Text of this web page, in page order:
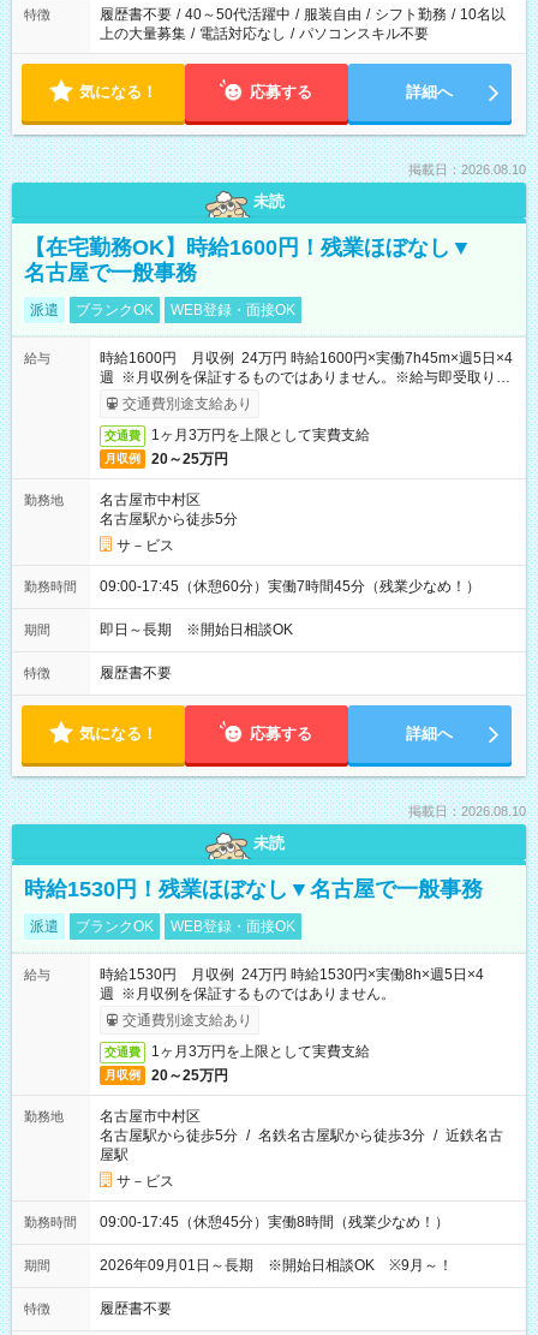
合は応募できません。
特徴 履歴書不要 / 40～50代活躍中 / 服装自由 / シフト勤務 / 10名以
上の大量募集 / 電話対応なし / パソコンスキル不要
気になる！ 応募する 詳細へ
掲載日：2026.08.10
未読
【在宅勤務OK】時給1600円！残業ほぼなし▼
名古屋で一般事務
派遣 ブランクOK WEB登録・面接OK
給与
時給1600円 月収例 24万円 時給1600円×実働7h45m×週5日×4
週 ※月収例を保証するものではありません。※給与即受取りサ
ービス利用可（利用条件有）
交通費別途支給あり
交通費 1ヶ月3万円を上限として実費支給
月収例 20～25万円
勤務地
名古屋市中村区
名古屋駅から徒歩5分
サ－ビス
勤務時間 09:00-17:45（休憩60分）実働7時間45分（残業少なめ！）
期間 即日～長期 ※開始日相談OK
特徴 履歴書不要
気になる！ 応募する 詳細へ
掲載日：2026.08.10
未読
時給1530円！残業ほぼなし▼名古屋で一般事務
派遣 ブランクOK WEB登録・面接OK
給与
時給1530円 月収例 24万円 時給1530円×実働8h×週5日×4
週 ※月収例を保証するものではありません。
交通費別途支給あり
交通費 1ヶ月3万円を上限として実費支給
月収例 20～25万円
勤務地
名古屋市中村区
名古屋駅から徒歩5分 / 名鉄名古屋駅から徒歩3分 / 近鉄名古
屋駅
サ－ビス
勤務時間 09:00-17:45（休憩45分）実働8時間（残業少なめ！）
期間 2026年09月01日～長期 ※開始日相談OK ※9月～！
特徴 履歴書不要